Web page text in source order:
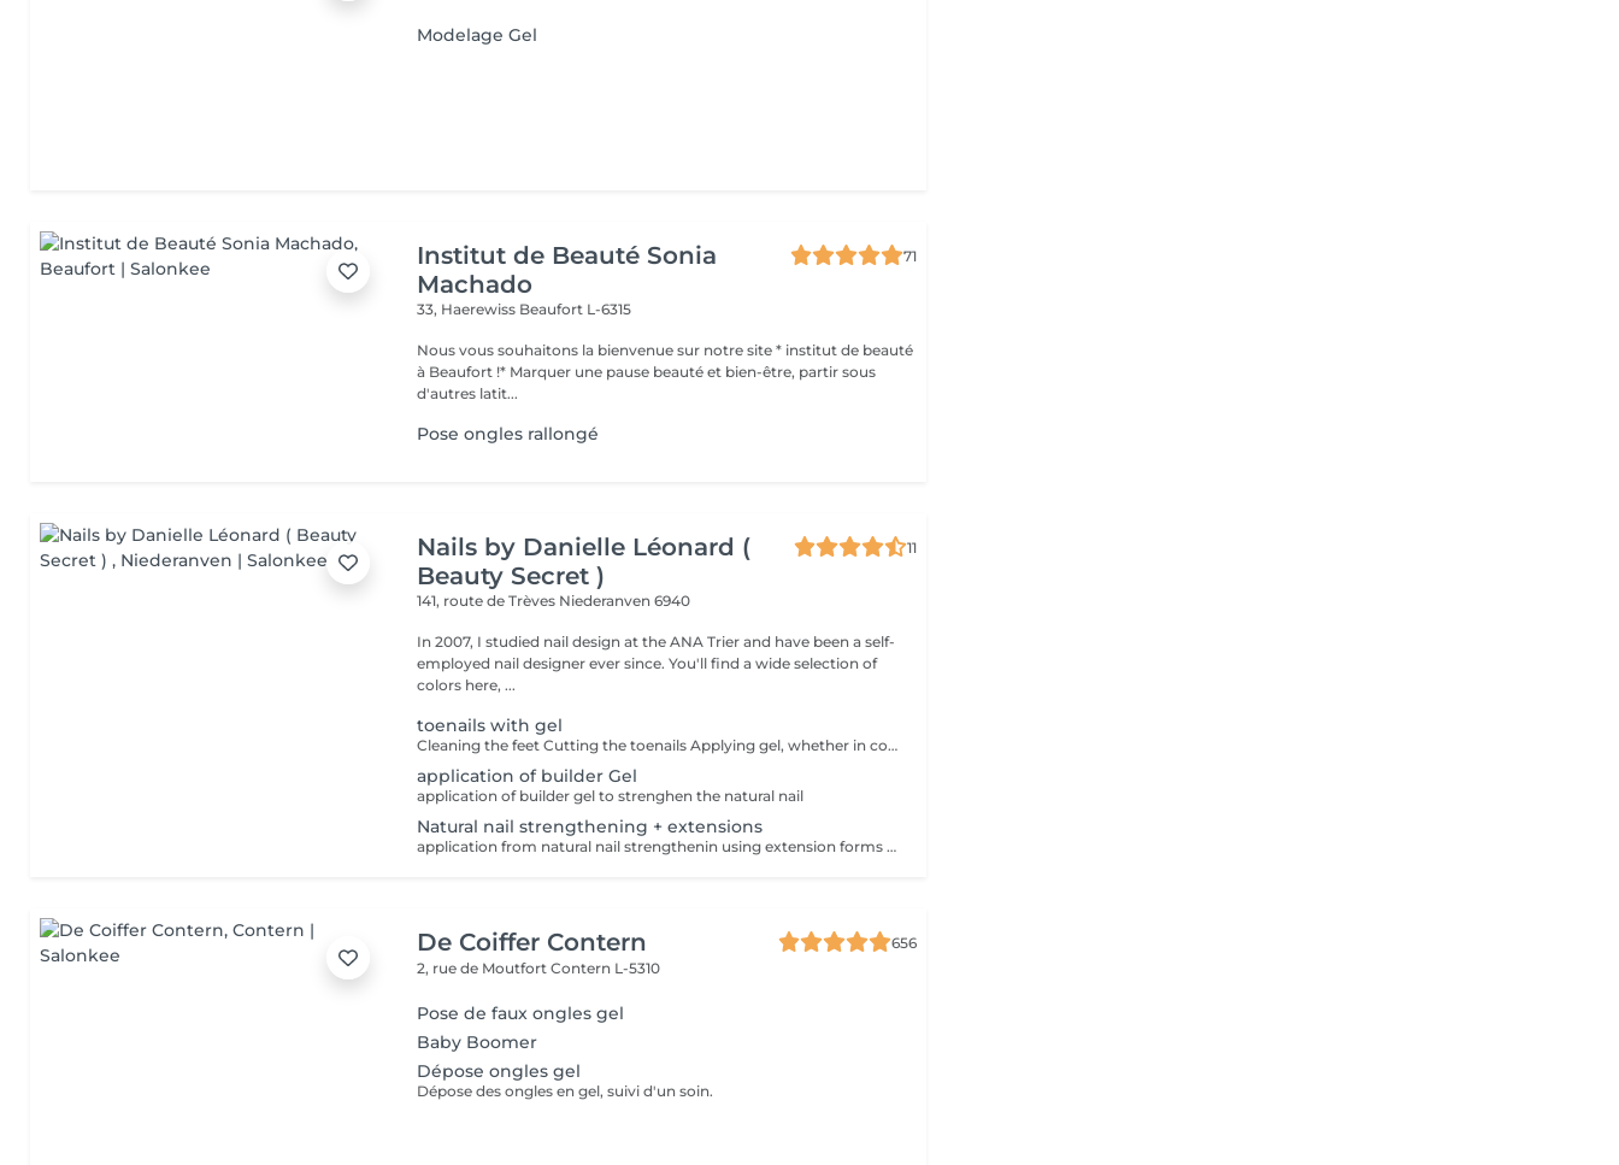
Modelage Gel
Institut de Beauté Sonia
Machado
71
33, Haerewiss Beaufort L-6315
Nous vous souhaitons la bienvenue sur notre site * institut de beauté
à Beaufort !* Marquer une pause beauté et bien-être, partir sous
d'autres latit...
Pose ongles rallongé
Nails by Danielle Léonard (
Beauty Secret )
11
141, route de Trèves Niederanven 6940
In 2007, I studied nail design at the ANA Trier and have been a self-
employed nail designer ever since. You'll find a wide selection of
colors here, ...
toenails with gel
Cleaning the feet Cutting the toenails Applying gel, whether in color , french or clear Lasts 2-3 months
application of builder Gel
application of builder gel to strenghen the natural nail
Natural nail strengthening + extensions
application from natural nail strengthenin using extension forms applying French or colour
De Coiffer Contern
656
2, rue de MoutfortContern L-5310
Pose de faux ongles gel
Baby Boomer
Dépose ongles gel
Dépose des ongles en gel, suivi d'un soin.